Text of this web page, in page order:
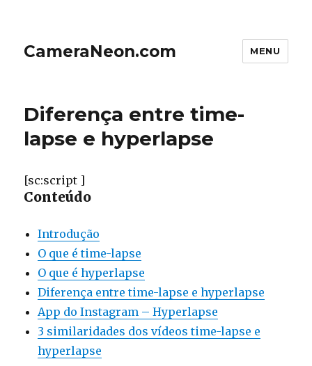
CameraNeon.com MENU
Diferença entre time-
lapse e hyperlapse
[sc:script ]
Conteúdo
Introdução
O que é time-lapse
O que é hyperlapse
Diferença entre time-lapse e hyperlapse
App do Instagram – Hyperlapse
3 similaridades dos vídeos time-lapse e
hyperlapse